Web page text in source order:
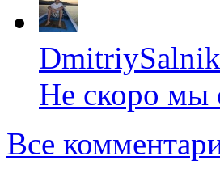
Не скоро мы
Все